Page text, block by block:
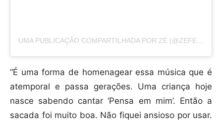
UMA PUBLICAÇÃO COMPARTILHADA POR ZÉ (@ZEFELIPECANTOR)
“É uma forma de homenagear essa música que é
atemporal e passa gerações. Uma criança hoje
nasce sabendo cantar ‘Pensa em mim’. Então a
sacada foi muito boa. Não fiquei ansioso por usar.